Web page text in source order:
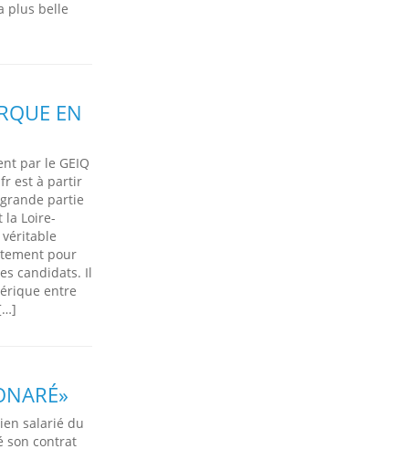
plus belle
EN
par le GEIQ
est à partir
partie
Loire-
pour
candidats. Il
entre
salarié du
son contrat